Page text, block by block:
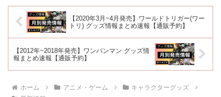
【2020年3月~4月発売】ワールドトリガー(ワー
トリ) グッズ情報まとめ速報【通販予約】
【2012年~2018年発売】ワンパンマン グッズ情
報まとめ速報【通販予約】
ホーム アニメ・ゲーム
キャラクターグッズ